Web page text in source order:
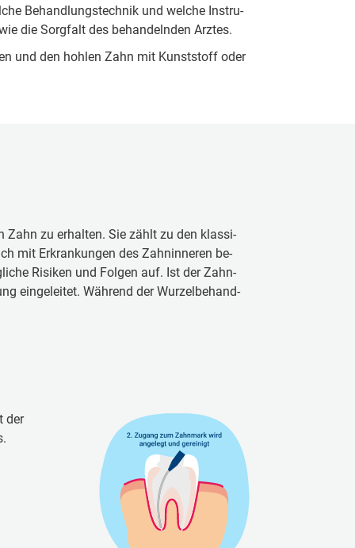
Be­hand­lungs­tech­nik und wel­che In­stru­
die Sorg­falt des be­han­deln­den Arz­tes.
und den hoh­len Zahn mit Kunst­stoff oder
Zahn zu er­hal­ten. Sie zählt zu den klassi­
mit Er­kran­kun­gen des Zahn­in­ne­ren be­
Ri­si­ken und Fol­gen auf. Ist der Zahn­
ein­ge­lei­tet. Wäh­rend der Wur­zel­be­hand­
der